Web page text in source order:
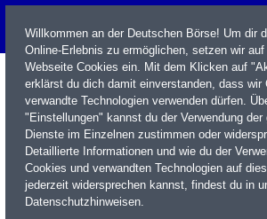
Name / WKN / ISIN / Kürzel
Willkommen an der Deutschen Börse! Um dir
Online-Erlebnis zu ermöglichen, setzen wir auf
Webseite Cookies ein. Mit dem Klicken auf
erklärst du dich damit einverstanden, dass wir
verwandte Technologien verwenden dürfen.
"Einstellungen" kannst du der Verwendung der
Dienste im Einzelnen zustimmen oder
Detaillierte Informationen und wie du der
Cookies und verwandten Technologien auf
jederzeit widersprechen kannst, findest du in
Datenschutzhinweisen.